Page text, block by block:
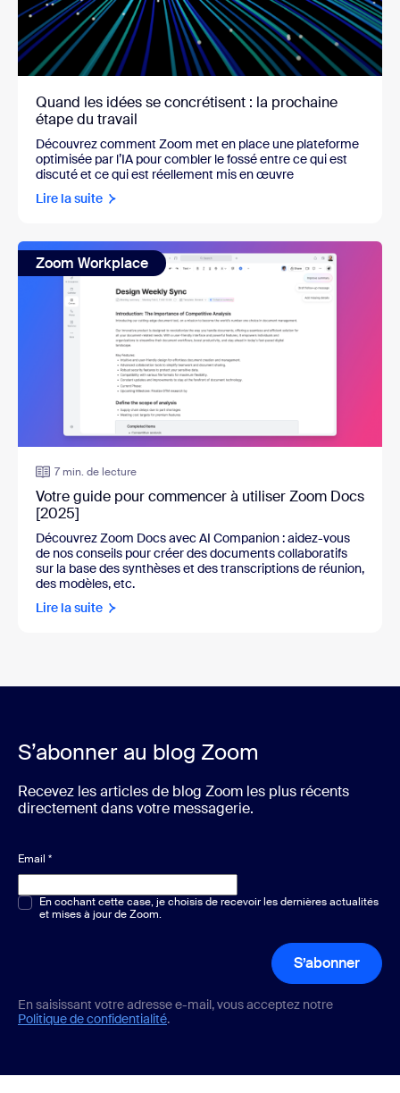
Quand les idées se concrétisent : la prochaine
étape du travail
Découvrez comment Zoom met en place une plateforme
optimisée par l’IA pour combler le fossé entre ce qui est
discuté et ce qui est réellement mis en œuvre
Lire la suite
Zoom Workplace
7 min. de lecture
Votre guide pour commencer à utiliser Zoom Docs
[2025]
Découvrez Zoom Docs avec AI Companion :aidez-vous
de nos conseils pour créer des documents collaboratifs
sur la base des synthèses et des transcriptions de réunion,
des modèles, etc.
Lire la suite
S’abonner au blog Zoom
Recevez les articles de blog Zoom les plus récents
directement dans votre messagerie.
Email *
Choix multiple ou unique*
En cochant cette case, je choisis de recevoir les dernières actualités
et mises à jour de Zoom.
S’abonner
En saisissant votre adresse e-mail, vous acceptez notre
Politique de confidentialité.